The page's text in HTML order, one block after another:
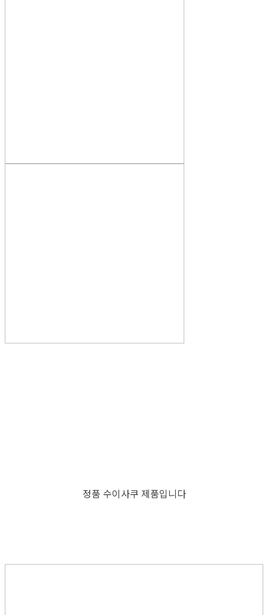
정품 수이사쿠 제품입니다